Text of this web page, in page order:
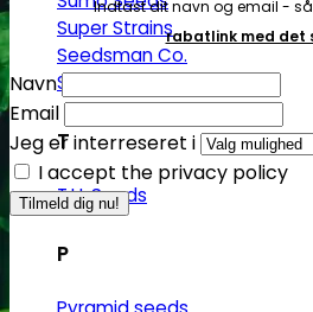
Super Strains
Seedsman Co.
Sweet Seeds
T
T.H. Seeds
P
Indtast dit navn og email -
rabatlink med det
Navn
Email
Jeg er interreseret i
I accept the privacy policy